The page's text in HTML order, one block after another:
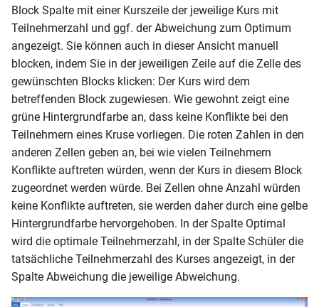
Block Spalte mit einer Kurszeile der jeweilige Kurs mit
Teilnehmerzahl und ggf. der Abweichung zum Optimum
angezeigt. Sie können auch in dieser Ansicht manuell
blocken, indem Sie in der jeweiligen Zeile auf die Zelle des
gewünschten Blocks klicken: Der Kurs wird dem
betreffenden Block zugewiesen. Wie gewohnt zeigt eine
grüne Hintergrundfarbe an, dass keine Konflikte bei den
Teilnehmern eines Kruse vorliegen. Die roten Zahlen in den
anderen Zellen geben an, bei wie vielen Teilnehmern
Konflikte auftreten würden, wenn der Kurs in diesem Block
zugeordnet werden würde. Bei Zellen ohne Anzahl würden
keine Konflikte auftreten, sie werden daher durch eine gelbe
Hintergrundfarbe hervorgehoben. In der Spalte Optimal
wird die optimale Teilnehmerzahl, in der Spalte Schüler die
tatsächliche Teilnehmerzahl des Kurses angezeigt, in der
Spalte Abweichung die jeweilige Abweichung.